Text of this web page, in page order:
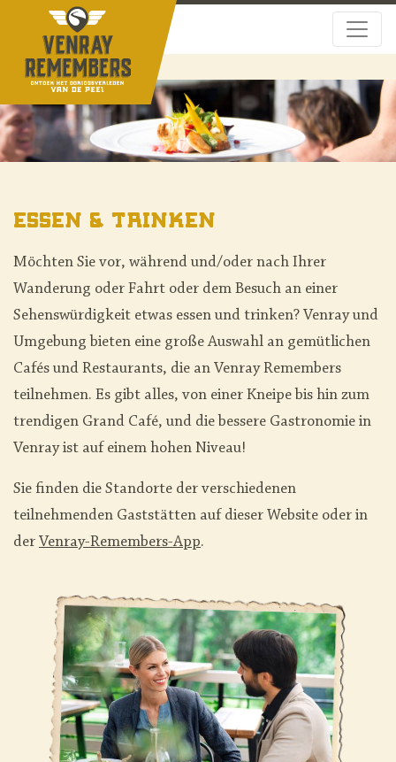
Essen & Trinken
Möchten Sie vor, während und/oder nach Ihrer
Wanderung oder Fahrt oder dem Besuch an einer
Sehenswürdigkeit etwas essen und trinken? Venray und
Umgebung bieten eine große Auswahl an gemütlichen
Cafés und Restaurants, die an Venray Remembers
teilnehmen. Es gibt alles, von einer Kneipe bis hin zum
trendigen Grand Café, und die bessere Gastronomie in
Venray ist auf einem hohen Niveau!
Sie finden die Standorte der verschiedenen
teilnehmenden Gaststätten auf dieser Website oder in
der Venray-Remembers-App.